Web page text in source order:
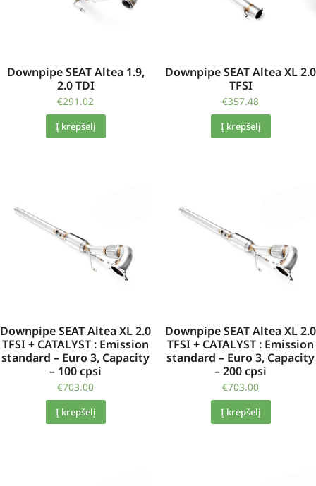
Downpipe SEAT Altea 1.9,
2.0 TDI
€291.02
Į krepšelį
Downpipe SEAT Altea XL 2.0
TFSI
€357.48
Į krepšelį
Downpipe SEAT Altea XL 2.0
TFSI + CATALYST : Emission
standard – Euro 3, Capacity
– 100 cpsi
€703.00
Į krepšelį
Downpipe SEAT Altea XL 2.0
TFSI + CATALYST : Emission
standard – Euro 3, Capacity
– 200 cpsi
€703.00
Į krepšelį